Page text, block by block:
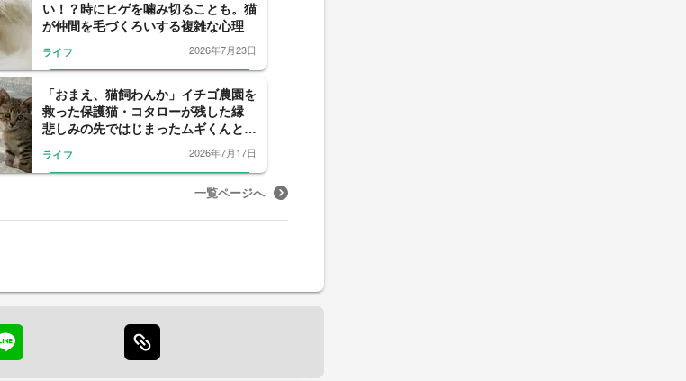
い！？時にヒゲを噛み切ることも。猫
が仲間を毛づくろいする複雑な心理
ライフ 2026年7月23日
「おまえ、猫飼わんか」イチゴ農園を
救った保護猫・コタローが残した縁
悲しみの先ではじまったムギくんとコ
ライフ 2026年7月17日
一覧ページへ